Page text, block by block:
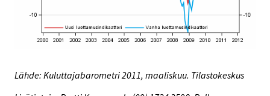
Lähde: Kuluttajabarometri 2011, maaliskuu. Tilastokeskus